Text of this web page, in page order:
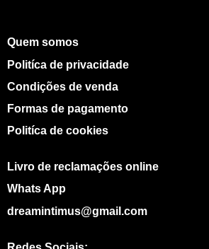
Quem somos
Politíca de privacidade
Condições de venda
Formas de pagamento
Politíca de cookies
Livro de reclamações online
Whats App
dreamintimus@gmail.com